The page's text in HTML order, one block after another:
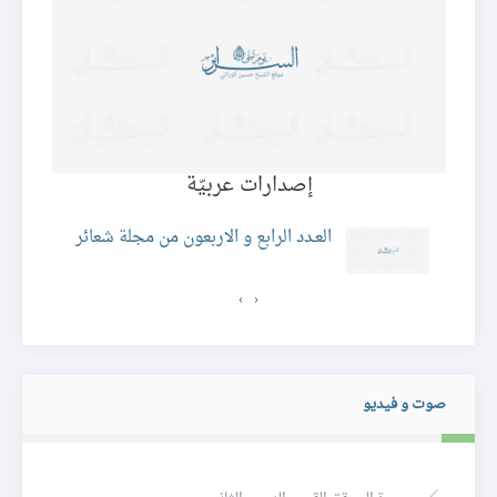
إصدارات عربيّة
العـدد الرابع و الاربعون من مجلة شعائر
‹
›
صوت و فيديو